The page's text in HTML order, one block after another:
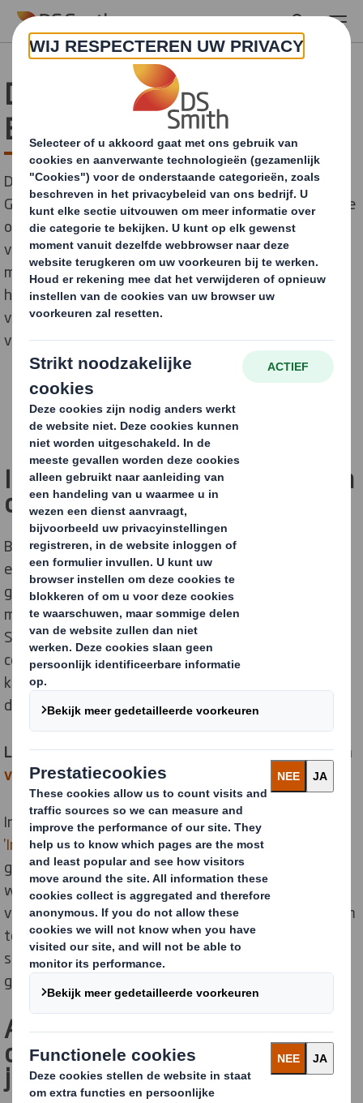
Skip to main content
DS Smith investeert in
België
DS Smith investeert in zijn Belgische vestigingen in
Gent en Buggenhout. Door innovatie en technologische
ontwikkelingen speelt het bedrijf in op de stijgende en
veranderende vraag in de e-commerce en FMCG-
markten. Investeringen zoals deze zullen DS Smith
helpen om de ambitieuze milieudoelstellingen te
verwezenlijken. De investeringen zorgen bovendien
voor een capaciteitsverhoging en extra jobs.
Investeringen in technologie en
capaciteit
Bedrijven in de FMCG moeten steeds sneller en
efficiënter werken. DS Smith surft, als Europa's
grootste leverancier van e-commerce verpakkingen,
mee op de internationale boom van deze branche. DS
Smith, dat levert aan zowat alle belangrijke e-
commerce spelers, ziet de vraag naar duurzame,
kartonnen verpakkingen toenemen en investeert
daarom fors om zijn capaciteit uit te breiden.
Lees ook:DS Smith legt focus op paper & packaging en
verkoopt Plastics Divisie
In 2018 investeerden we al in deuitbreiding van het
'Impact Centre' in Gentmet een speciaal e-commerce
gedeelte en in zijn vestigingen in Buggenhout en Gent
werden respectievelijk een hypermoderne
verwerkingslijn en vouwplakmachine geïnstalleerd. Om
te blijven groeien, zal DS Smith in 2020 een nieuwe,
state-of-the-art golfkartonmachine (corrugator) in
gebruik nemen in zijnvestiging in Gent.
Aanzienlijke
capaciteitsverhoging en extra
jobs